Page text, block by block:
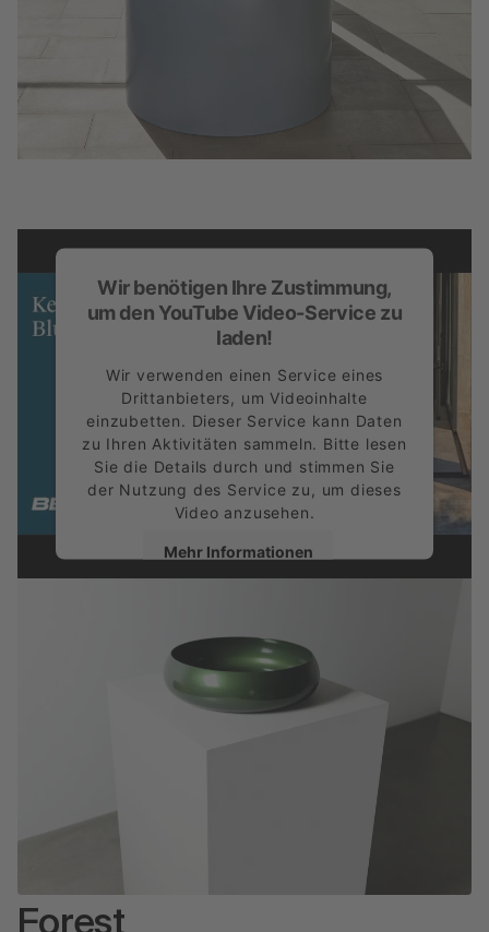
Wir benötigen Ihre Zustimmung,
um den YouTube Video-Service zu
laden!
Wir verwenden einen Service eines
Drittanbieters, um Videoinhalte
einzubetten. Dieser Service kann Daten
zu Ihren Aktivitäten sammeln. Bitte lesen
Sie die Details durch und stimmen Sie
der Nutzung des Service zu, um dieses
Video anzusehen.
Mehr Informationen
powered by
Usercentrics Consent
Management Platform